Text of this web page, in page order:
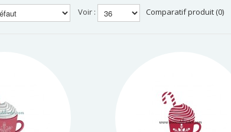
Voir : Comparatif produit (0)